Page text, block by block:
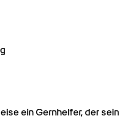
ein Gernhelfer, der sein